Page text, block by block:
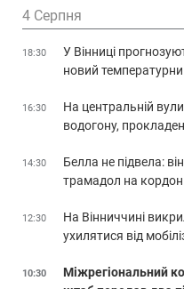
4 Серпня
18:30
У Вінниці
новий
16:30
На центральній
водогону,
14:30
Белла не підвела:
трамадол на
12:30
На Вінниччині
ухилятися від
10:30
Міжрегіональний